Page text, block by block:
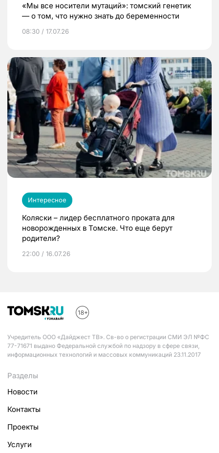
«Мы все носители мутаций»: томский генетик
— о том, что нужно знать до беременности
08:30 / 17.07.26
Интересное
Коляски – лидер бесплатного проката для
новорожденных в Томске. Что еще берут
родители?
22:00 / 16.07.26
Учредитель ООО «Дайджест ТВ». Св-во о регистрации СМИ ЭЛ №ФС
77-71671 выдано Федеральной службой по надзору в сфере связи,
информационных технологий и массовых коммуникаций 23.11.2017
Разделы
Новости
Контакты
Проекты
Услуги